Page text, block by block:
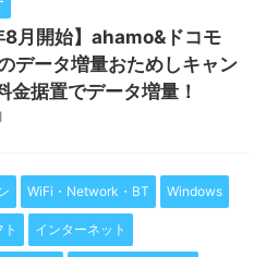
8月開始】ahamo&ドコモ
データ増量おためしキャン
金据置でデータ増量！
WiFi・Network・BT Windows
インターネット